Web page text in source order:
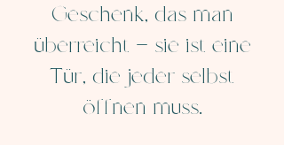
Geschenk, das man
überreicht – sie ist eine
Tür, die jeder selbst
öffnen muss.